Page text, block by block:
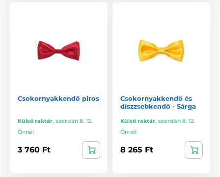
Csokornyakkendő piros
Külső raktár, szerdán 8. 12.
Önnél
3 760 Ft
Csokornyakkendő és
díszzsebkendő - Sárga
Külső raktár, szerdán 8. 12.
Önnél
8 265 Ft